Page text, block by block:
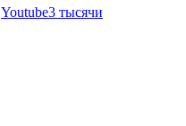
Youtube3 тысячи